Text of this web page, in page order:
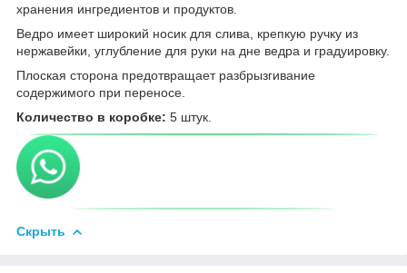
хранения ингредиентов и продуктов.
Ведро имеет широкий носик для слива, крепкую ручку из
нержавейки, углубление для руки на дне ведра и градуировку.
Плоская сторона предотвращает разбрызгивание
содержимого при переносе.
Количество в коробке: 5 штук.
Скрыть